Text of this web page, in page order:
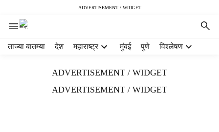
ADVERTISEMENT / WIDGET
ताज्या बातम्या देश महाराष्ट्र मुंबई पुणे विश्लेषण
ADVERTISEMENT / WIDGET
ADVERTISEMENT / WIDGET